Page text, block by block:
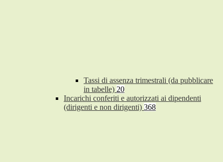
Tassi di assenza trimestrali (da pubblicare
in tabelle) 20
Incarichi conferiti e autorizzati ai dipendenti
(dirigenti e non dirigenti) 368